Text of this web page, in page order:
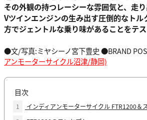
その外観の持つレーシーな雰囲気と、走
Vツインエンジンの生み出す圧倒的なト
方でジェントルな乗り味があることをテス
●文/写真:ミヤシーノ宮下豊史 ●BRAND
アンモーターサイクル沼津/静岡)
目次
1
インディアンモーターサイクル FTR1200＆